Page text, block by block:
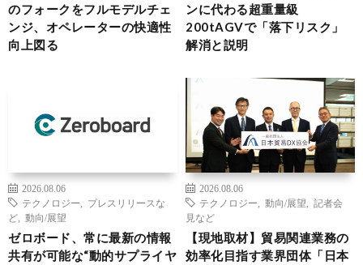
のフォークをフルモデルチェ
ンジ、オペレーターの快適性
向上図る
ンに代わる超重量級
200tAGVで「落下リスク」
解消と説明
2026.08.06
テクノロジー
プレスリリースな
ど
動向/展望
ゼロボード、常に最新の情報
共有が可能な“動的サプライヤ
2026.08.06
テクノロジー
動向/展望
記者会
見など
【現地取材】貿易関連業務の
効率化目指す業界団体「日本